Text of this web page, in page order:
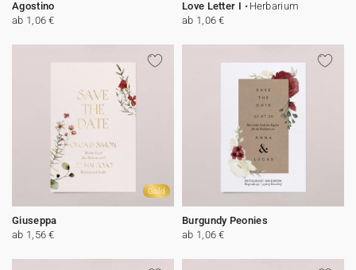
Agostino
ab 1,06 €
Love Letter I
Herbarium
ab 1,06 €
Gold
Giuseppa
ab 1,56 €
Burgundy Peonies
ab 1,06 €